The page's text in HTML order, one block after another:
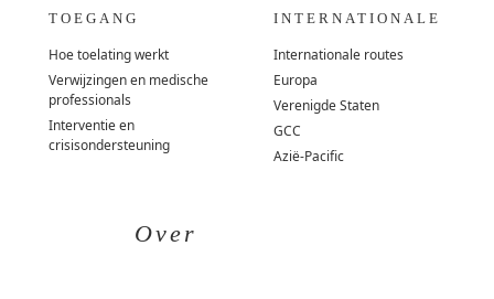
TOEGANG
Hoe toelating werkt
Verwijzingen en medische
professionals
Interventie en
crisisondersteuning
INTERNATIONALE
Internationale routes
Europa
Verenigde Staten
GCC
Azië-Pacific
Over